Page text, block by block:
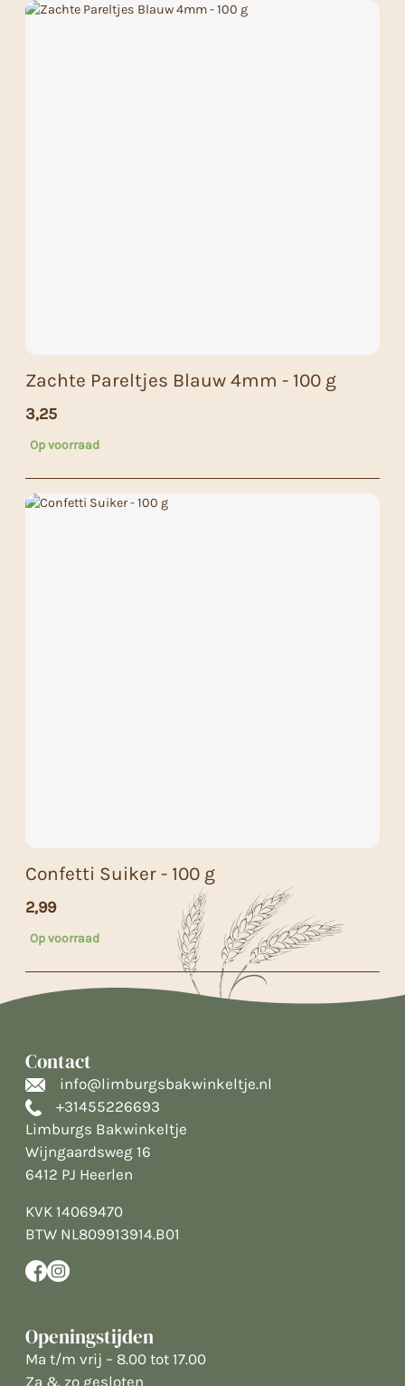
Zachte Pareltjes Blauw 4mm - 100 g
3,25
Op voorraad
Confetti Suiker - 100 g
2,99
Op voorraad
Contact
info@limburgsbakwinkeltje.nl
+31455226693
Limburgs Bakwinkeltje
Wijngaardsweg 16
6412 PJ Heerlen
KVK 14069470
BTW NL809913914.B01
Openingstijden
Ma t/m vrij – 8.00 tot 17.00
Za & zo gesloten